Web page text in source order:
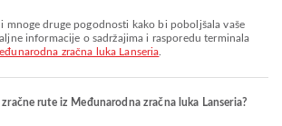
informacije o sadržajima i rasporedu terminala
zračna luka Lanseria
rute iz Međunarodna zračna luka Lanseria?